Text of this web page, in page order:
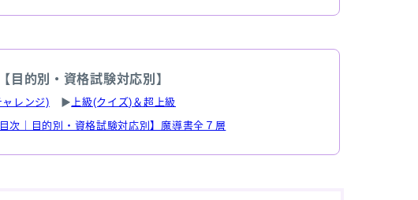
目的別・資格試験対応別】
ャレンジ) ▶ 上級(クイズ)＆超上級
次｜目的別・資格試験対応別】魔導書全７層